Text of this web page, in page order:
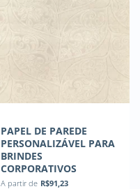
PAPEL DE PAREDE
PERSONALIZÁVEL PARA
BRINDES
CORPORATIVOS
A partir de R$91,23